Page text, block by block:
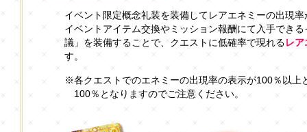
イベント限定概念礼装を装備してレアエネミーの出現
イベントアイテム交換やミッション報酬にて入手でき
議」を装備することで、クエストに低確率で現れるレ
す。
※各クエストでのエネミーの出現率の表示が100％以上
100％となりますのでご注意ください。